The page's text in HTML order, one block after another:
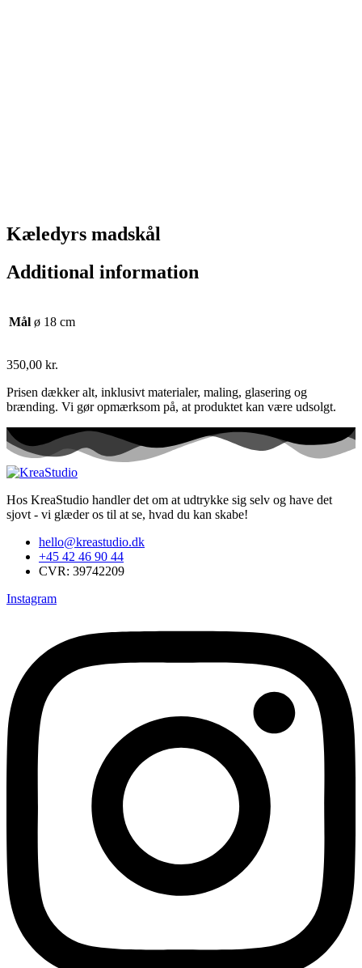
Kæledyrs madskål
Additional information
Mål ø 18 cm
350,00 kr.
Prisen dækker alt, inklusivt materialer, maling, glasering og
brænding. Vi gør opmærksom på, at produktet kan være udsolgt.
Hos KreaStudio handler det om at udtrykke sig selv og have det
sjovt - vi glæder os til at se, hvad du kan skabe!
hello@kreastudio.dk
+45 42 46 90 44
CVR: 39742209
Instagram